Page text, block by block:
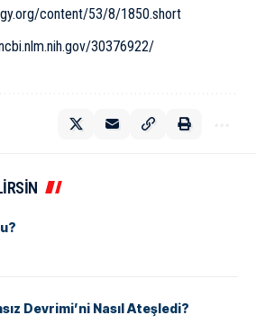
content/53/8/1850.short
30376922/
Devrimi’ni Nasıl Ateşledi?